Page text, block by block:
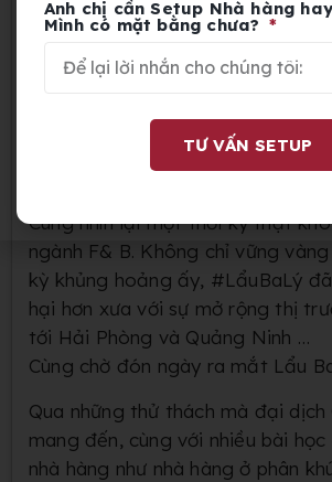
Sự phát triển của chuỗi nhà hàng
Cùng nhìn lại một thời kỳ thật
ngành F& B. Không chỉ vững
kỳ khủng hoảng ấy, #LẩuBaLý
hại hơn xưa với sự mở rộng thị
tới Hải Phòng và Quảng Ninh …
Cùng chờ đón ngày ra mắt Lẩu
Qua những thử thách mà đại dịch
mang đến, cùng với nhiều bài
nhà hàng như nhà hàng ở phân
Anh chị cần Setup Nhà hàng
Mình có mặt bằng chưa?
TƯ VẤN SETUP